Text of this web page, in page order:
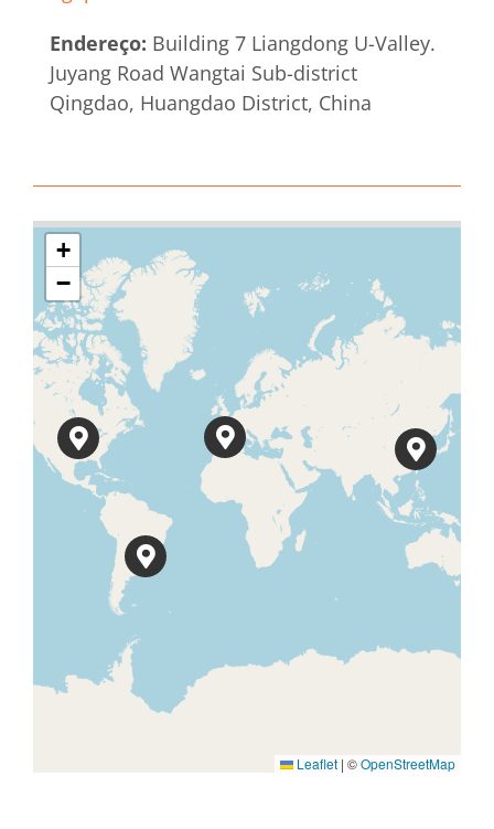
Endereço: Building 7 Liangdong U-Valley.
Juyang Road Wangtai Sub-district
Qingdao, Huangdao District, China
+
−
Leaflet | ©OpenStreetMap